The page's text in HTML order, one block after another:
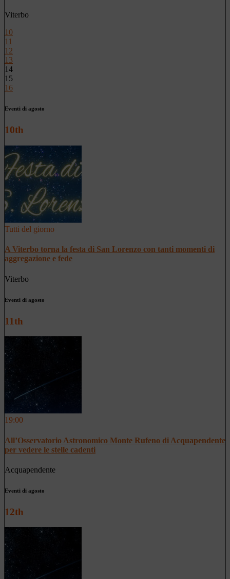
Viterbo
10
11
12
13
14
15
16
Eventi di agosto
10th
Tutti del giorno
A Viterbo torna la festa di San Lorenzo con tanti momenti di
aggregazione e fede
Viterbo
Eventi di agosto
11th
19:00
All’Osservatorio Astronomico Monte Rufeno di Acquapendente
per vedere le stelle cadenti
Acquapendente
Eventi di agosto
12th